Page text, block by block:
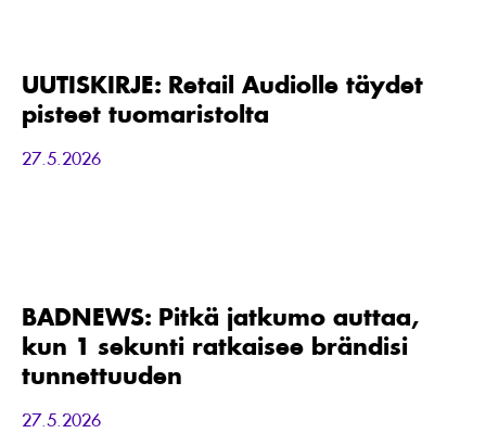
täydet
pisteet
tuomaristolta
UUTISKIRJE: Retail Audiolle täydet
pisteet tuomaristolta
27.5.2026
auttaa,
kun
1
sekunti
ratkaisee
brändisi
tunnettuuden
BADNEWS: Pitkä jatkumo auttaa,
kun 1 sekunti ratkaisee brändisi
tunnettuuden
27.5.2026